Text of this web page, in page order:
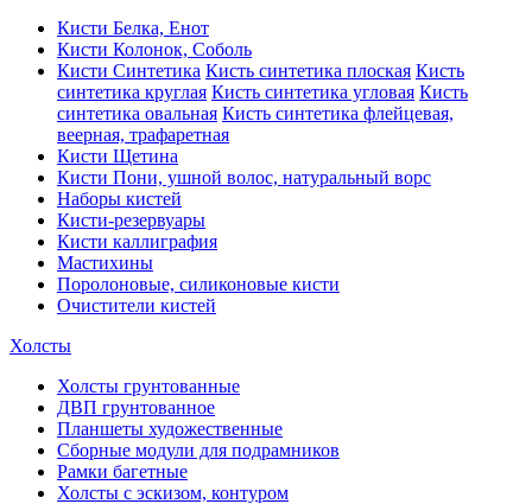
Кисти Белка, Енот
Кисти Колонок, Соболь
Кисти Синтетика Кисть синтетика плоская Кисть
синтетика круглая Кисть синтетика угловая Кисть
синтетика овальная Кисть синтетика флейцевая,
веерная, трафаретная
Кисти Щетина
Кисти Пони, ушной волос, натуральный ворс
Наборы кистей
Кисти-резервуары
Кисти каллиграфия
Мастихины
Поролоновые, силиконовые кисти
Очистители кистей
Холсты
Холсты грунтованные
ДВП грунтованное
Планшеты художественные
Сборные модули для подрамников
Рамки багетные
Холсты c эскизом, контуром